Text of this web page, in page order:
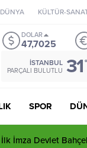
DÜNYA KÜLTÜR-
DOLAR
47,7025
İSTANBUL
PARÇALI BULUTLU 31
SPOR
İmza Devlet